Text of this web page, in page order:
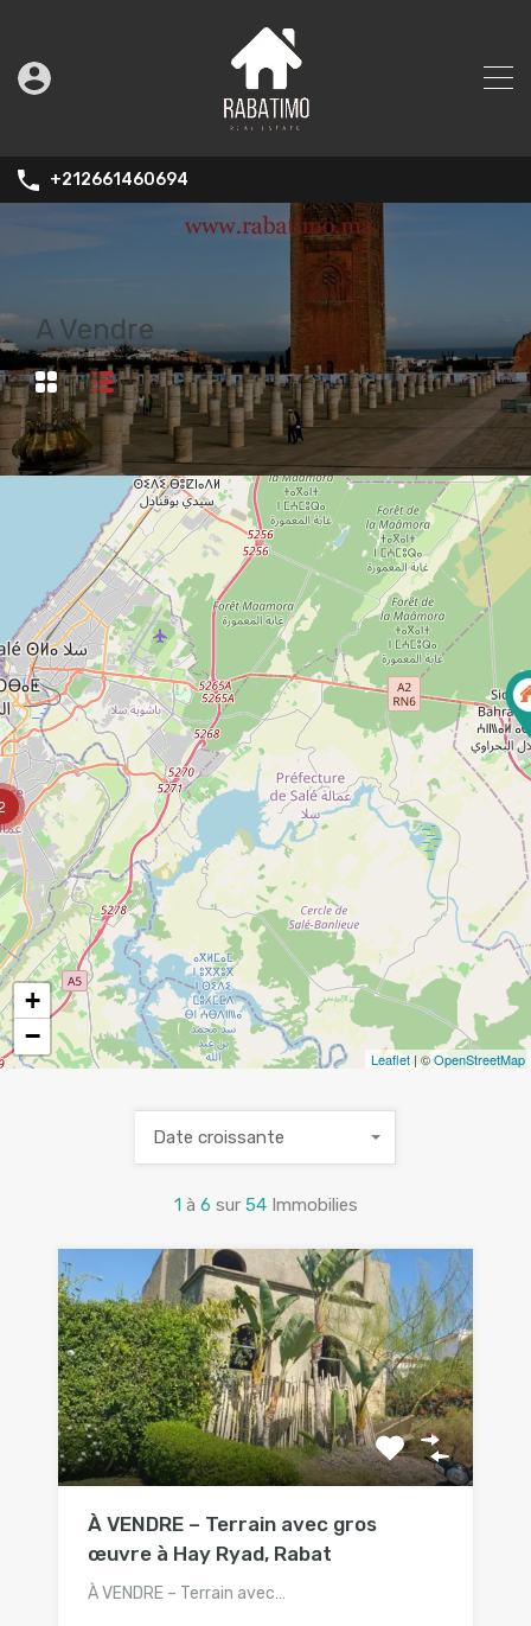
+212661460694
A Vendre
+
−
Leaflet | ©OpenStreetMap
1 à 6 sur 54 Immobilies
Date croissante
À VENDRE – Terrain avec gros
œuvre à Hay Ryad, Rabat
À VENDRE – Terrain avec…